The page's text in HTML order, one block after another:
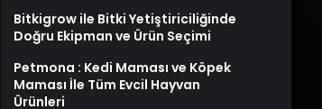
Bitkigrow ile Bitki Yetiştiriciliğinde
Doğru Ekipman ve Ürün Seçimi
Petmona : Kedi Maması ve Köpek
Maması İle Tüm Evcil Hayvan
Ürünleri